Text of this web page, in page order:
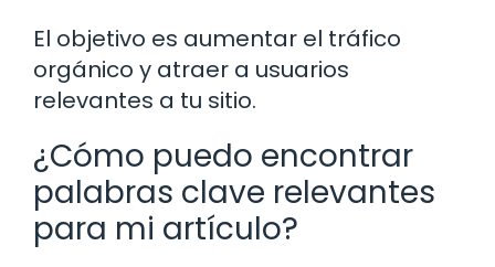
El objetivo es aumentar el tráfico
orgánico y atraer a usuarios
relevantes a tu sitio.
¿Cómo puedo encontrar
palabras clave relevantes
para mi artículo?